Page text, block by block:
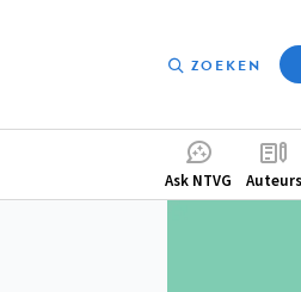
ZOEKEN
Ask NTVG Auteurs